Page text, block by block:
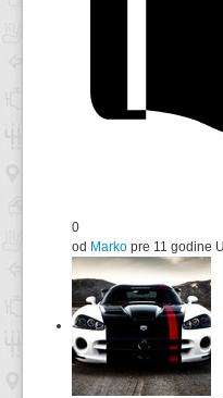
0
od Marko pre 11 godine U